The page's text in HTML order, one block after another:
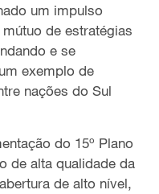
um impulso
de estratégias
e se
exemplo de
nações do Sul
do 15º Plano
de alta qualidade da
de alto nível,